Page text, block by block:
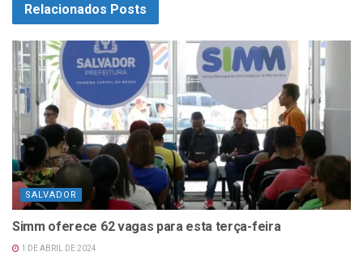
Relacionados Posts
SALVADOR
Simm oferece 62 vagas para esta terça-feira
1 DE ABRIL DE 2024